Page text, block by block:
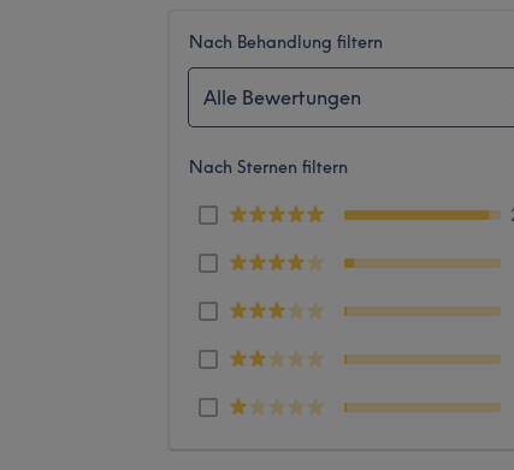
Nach Behandlung filtern
Alle Bewertungen
Nach Sternen filtern